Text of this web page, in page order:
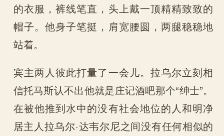
的衣服，裤线笔直，头上戴一顶精精致致的
帽子。他身子笔挺，肩宽腰圆，两腿稳稳地
站着。
宾主两人彼此打量了一会儿。拉乌尔立刻相
信托马斯认不出他就是庄记酒吧那个“绅士”。
在被他推到水中的没有社会地位的人和明净
居主人拉乌尔·达韦尔尼之间没有任何相似的